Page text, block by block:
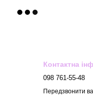
Контактна
098 761-55-48
Передзвонити